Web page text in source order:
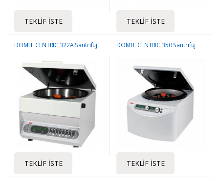
TEKLIF İSTE TEKLIF İSTE
DOMEL CENTRIC 322A Santrifüj
TEKLIF İSTE
DOMEL CENTRIC 350 Santrifüj
TEKLIF İSTE